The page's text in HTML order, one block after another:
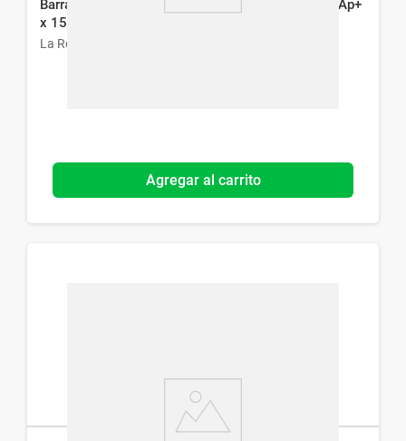
Barra para Eczema La Roche-Posay Lipikar Stick Ap+
x 15 ml
La Roche-Posay
Agregar al carrito